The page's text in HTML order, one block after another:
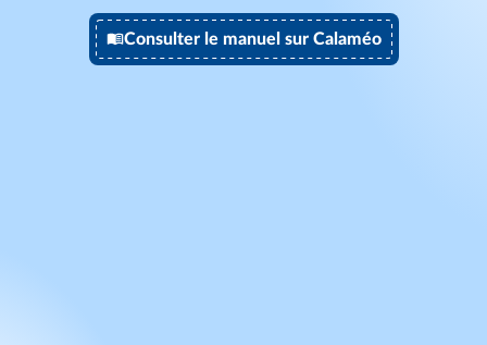
Consulter le manuel sur Calaméo